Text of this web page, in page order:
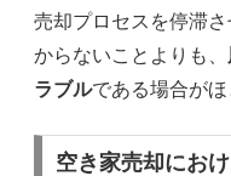
売却プロセスを停滞
からないことよりも、
ラブルである場合がほ
空き家売却にお